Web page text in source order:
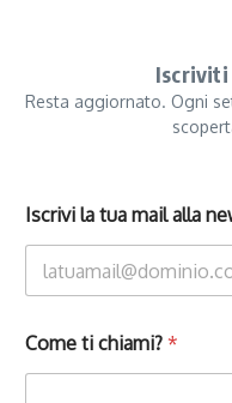
Iscriviti
Resta aggiornato. Ogni
Iscrivi la tua mail alla
Come ti chiami? *